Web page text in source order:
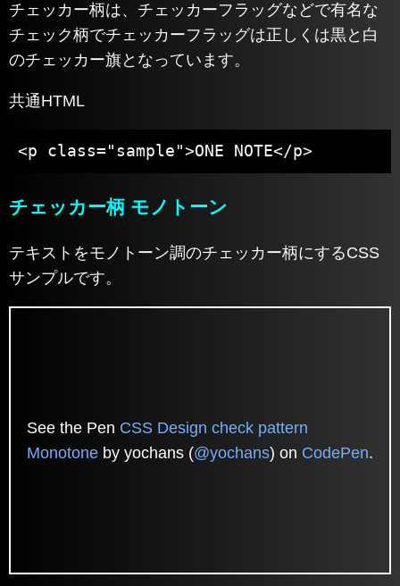
チェッカー柄は、チェッカーフラッグなどで有名な
チェック柄でチェッカーフラッグは正しくは黒と白
のチェッカー旗となっています。
共通HTML
<p class="sample">ONE NOTE</p>
チェッカー柄 モノトーン
テキストをモノトーン調のチェッカー柄にするCSS
サンプルです。
See the Pen CSS Design check pattern
Monotone by yochans (@yochans) on CodePen.